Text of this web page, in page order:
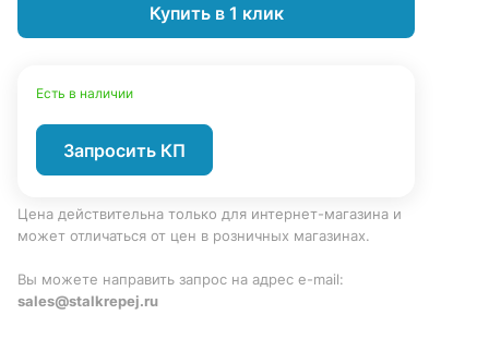
Купить в 1 клик
Есть в наличии
Запросить КП
Цена действительна только для интернет-магазина и
может отличаться от цен в розничных магазинах.
Вы можете направить запрос на адрес e-mail:
sales@stalkrepej.ru